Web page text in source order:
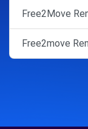
Free2Move
Free2move